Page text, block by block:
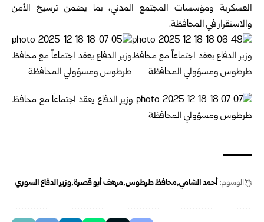
العسكرية ومؤسسات المجتمع المدني، بما يضمن ترسيخ الأمن
والاستقرار في المحافظة.
الوسوم: أحمد الشامي محافظ طرطوس مرهف أبو قصرة وزير الدفاع السوري